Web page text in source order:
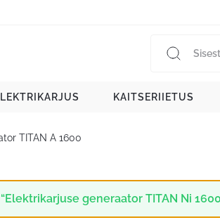
KAITSERIIETUS
TITAN A 1600
“Elektrikarjuse generaator TITAN Ni